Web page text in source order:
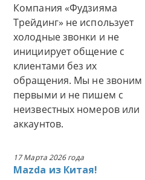
Компания «Фудзияма
Трейдинг» не использует
холодные звонки и не
инициирует общение с
клиентами без их
обращения. Мы не звоним
первыми и не пишем с
неизвестных номеров или
аккаунтов.
17 Марта 2026 года
Mazda из Китая!